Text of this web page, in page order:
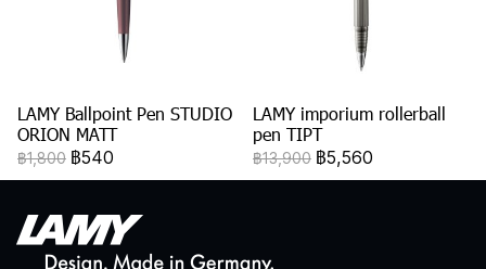
LAMY Ballpoint Pen STUDIO
ORION MATT
฿1,800 ฿540
LAMY imporium rollerball
pen TIPT
฿13,900 ฿5,560